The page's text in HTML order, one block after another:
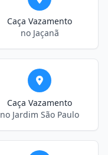
Caça Vazamento
no Jaçanã
Caça Vazamento
no Jardim São Paulo